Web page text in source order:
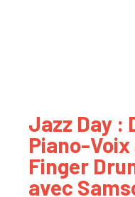
Jazz Day :
Piano-Voix
Finger
avec